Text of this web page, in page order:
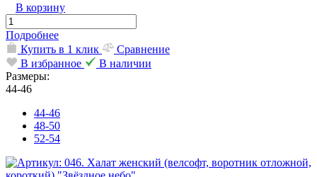
В корзину
Подробнее
Купить в 1 клик
Сравнение
В избранное
В наличии
Размеры:
44-46
44-46
48-50
52-54